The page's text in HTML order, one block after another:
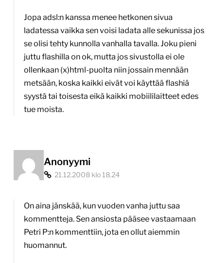
Jopa adsl:n kanssa menee hetkonen sivua
ladatessa vaikka sen voisi ladata alle sekunissa jos
se olisi tehty kunnolla vanhalla tavalla. Joku pieni
juttu flashilla on ok, mutta jos sivustolla ei ole
ollenkaan (x)html-puolta niin jossain mennään
metsään, koska kaikki eivät voi käyttää flashiä
syystä tai toisesta eikä kaikki mobiililaitteet edes
tue moista.
Anonyymi
21.12.2008 klo 18.24
On aina jänskää, kun vuoden vanha juttu saa
kommentteja. Sen ansiosta pääsee vastaamaan
Petri P:n kommenttiin, jota en ollut aiemmin
huomannut.